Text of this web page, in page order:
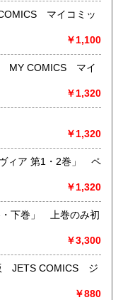
ページでお問い合
ます。
メールに、さらに詳
ご安心ください。
）
映画・マンガ等
マイコミッ
￥1,100
MY COMICS マイ
￥1,320
￥1,320
ィア 第1・2巻」 ペ
￥1,320
・下巻」 上巻のみ初
￥3,300
JETS COMICS ジ
￥880